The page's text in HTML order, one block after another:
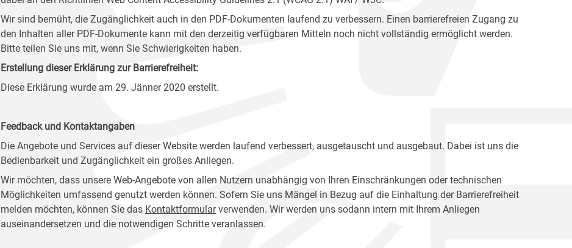
Wir sind bemüht, die Zugänglichkeit auch in den PDF-Dokumenten laufend zu verbessern. Einen barrierefreien Zugang zu
den Inhalten aller PDF-Dokumente kann mit den derzeitig verfügbaren Mitteln noch nicht vollständig ermöglicht werden.
Bitte teilen Sie uns mit, wenn Sie Schwierigkeiten haben.
Erstellung dieser Erklärung zur Barrierefreiheit:
Diese Erklärung wurde am 29. Jänner 2020 erstellt.
Feedback und Kontaktangaben
Die Angebote und Services auf dieser Website werden laufend verbessert, ausgetauscht und ausgebaut. Dabei ist uns die
Bedienbarkeit und Zugänglichkeit ein großes Anliegen.
Wir möchten, dass unsere Web-Angebote von allen Nutzern unabhängig von Ihren Einschränkungen oder technischen
Möglichkeiten umfassend genutzt werden können. Sofern Sie uns Mängel in Bezug auf die Einhaltung der Barrierefreiheit
melden möchten, können Sie das Kontaktformularverwenden. Wir werden uns sodann intern mit Ihrem Anliegen
auseinandersetzen und die notwendigen Schritte veranlassen.